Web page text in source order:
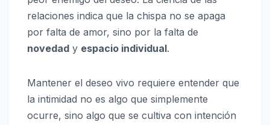
relaciones indica que la chispa no se apaga
por falta de amor, sino por la falta de
novedad y espacio individual.
Mantener el deseo vivo requiere entender que
la intimidad no es algo que simplemente
ocurre, sino algo que se cultiva con intención